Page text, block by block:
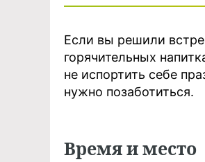
Если вы решили
горячительных
не испортить себе
нужно позаботиться.
Время и место